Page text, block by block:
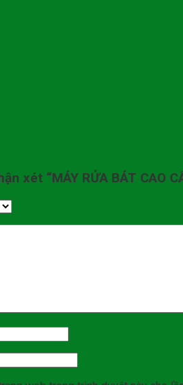
xét “MÁY RỬA BÁT CAO